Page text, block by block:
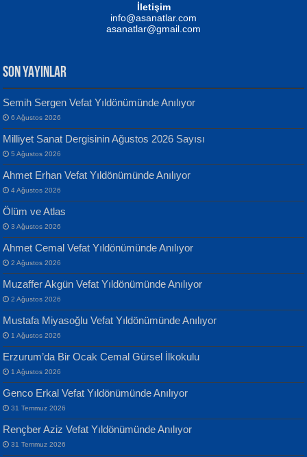
MUSTAFA KELOĞLU
Yarına İz Bırakmak...
ATİLLA ÖZEN
Sultan Olmadan Önce Eyüp...
EKREM KARABABA
Yılmaz Ekinci
Geceye Söylenen...
Banu Sancak
Defterimden İçeri...
İsmail Aydos
İnkisar...
İletişim
info@asanatlar.com
asanatlar@gmail.com
SON YAYINLAR
Semih Sergen Vefat Yıldönümünde Anılıyor
6 Ağustos 2026
Milliyet Sanat Dergisinin Ağustos 2026 Sayısı
5 Ağustos 2026
Ahmet Erhan Vefat Yıldönümünde Anılıyor
4 Ağustos 2026
Ölüm ve Atlas
3 Ağustos 2026
Ahmet Cemal Vefat Yıldönümünde Anılıyor
2 Ağustos 2026
Muzaffer Akgün Vefat Yıldönümünde Anılıyor
2 Ağustos 2026
Mustafa Miyasoğlu Vefat Yıldönümünde Anılıyor
1 Ağustos 2026
Erzurum’da Bir Ocak Cemal Gürsel İlkokulu
1 Ağustos 2026
Genco Erkal Vefat Yıldönümünde Anılıyor
31 Temmuz 2026
Rençber Aziz Vefat Yıldönümünde Anılıyor
31 Temmuz 2026